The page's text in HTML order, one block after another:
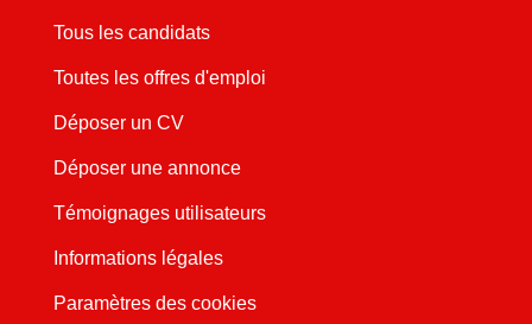
Tous les candidats
Toutes les offres d'emploi
Déposer un CV
Déposer une annonce
Témoignages utilisateurs
Informations légales
Paramètres des cookies